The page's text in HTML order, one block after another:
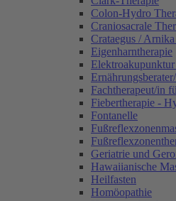
Colon-Hydro
Craniosacrale
Crataegus /
Eigenharntherapie
Fachtherapeut/in
Fiebertherapie -
Fontanelle
Geriatrie und
Hawaiianische
Heilfasten
Homöopathie